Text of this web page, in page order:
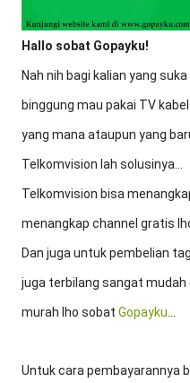
Hallo sobat Gopayku!
Nah nih bagi kalian yang
binggung mau pakai TV kabel
yang mana ataupun yang
Telkomvision lah solusinya...
Telkomvision bisa
menangkap channel gratis
Dan juga untuk pembelian
juga terbilang sangat mudah
murah lho sobat Gopayku
Untuk cara pembayarannya